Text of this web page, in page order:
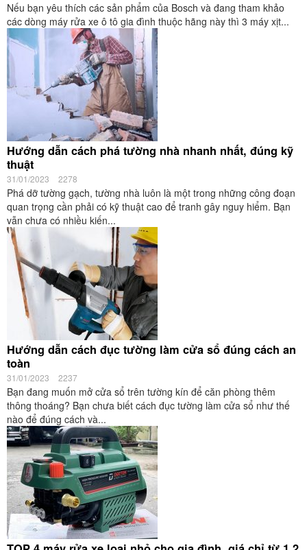
Nếu bạn yêu thích các sản phẩm của Bosch và đang tham khảo
các dòng máy rửa xe ô tô gia đình thuộc hãng này thì 3 máy xịt...
Hướng dẫn cách phá tường nhà nhanh nhất, đúng kỹ
thuật
31/01/2023 2278
Phá dỡ tường gạch, tường nhà luôn là một trong những công đoạn
quan trọng cần phải có kỹ thuật cao để tranh gây nguy hiểm. Bạn
vẫn chưa có nhiều kiến...
Hướng dẫn cách đục tường làm cửa sổ đúng cách an
toàn
31/01/2023 2237
Bạn đang muốn mở cửa sổ trên tường kín để căn phòng thêm
thông thoáng? Bạn chưa biết cách đục tường làm cửa sổ như thế
nào để đúng cách và...